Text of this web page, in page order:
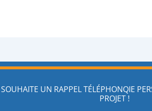
SOUHAITE UN RAPPEL TÉLÉPHONQIE
PROJET !